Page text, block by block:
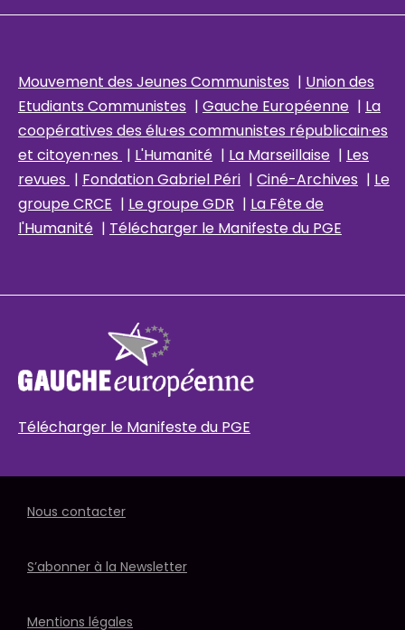
Mouvement des Jeunes Communistes | Union des
Etudiants Communistes | Gauche Européenne | La
coopératives des élu·es communistes républicain·es
et citoyen·nes | L'Humanité | La Marseillaise | Les
revues | Fondation Gabriel Péri | Ciné-Archives | Le
groupe CRCE | Le groupe GDR | La Fête de
l'Humanité | Télécharger le Manifeste du PGE
Télécharger le Manifeste du PGE
Nous contacter
S’abonner à la Newsletter
Mentions légales